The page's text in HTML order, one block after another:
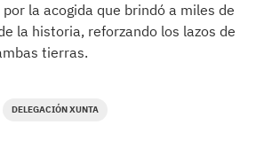
la acogida que brindó a miles de
la historia, reforzando los lazos de
tierras.
DELEGACIÓN XUNTA